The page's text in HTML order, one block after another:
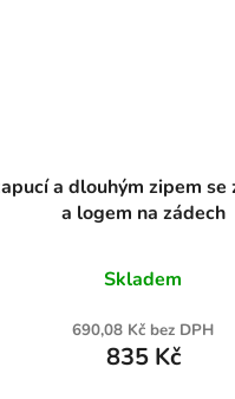
a dlouhým zipem se
a logem na zádech
Skladem
690,08 Kč bez DPH
835 Kč